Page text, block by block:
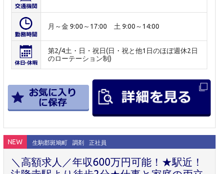
月～金 9:00～17:00 土 9:00～14:00
第2/4土・日・祝日(日・祝と他1日のほぼ週休2日
のローテーション制)
NEW 生駒郡斑鳩町 調剤 正社員
＼高額求人／年収600万円可能！★駅近！